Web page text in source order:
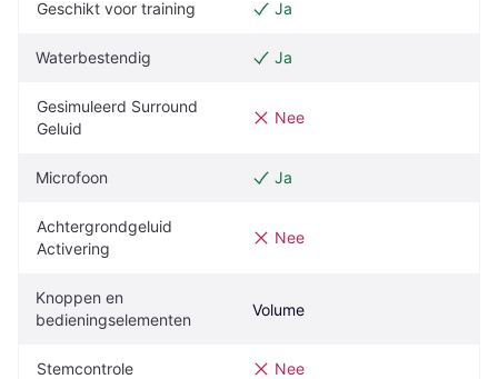
Geschikt voor training Ja
Waterbestendig Ja
Gesimuleerd Surround
Geluid
Nee
Microfoon Ja
Achtergrondgeluid
Activering
Nee
Knoppen en
bedieningselementen
Volume
Stemcontrole Nee